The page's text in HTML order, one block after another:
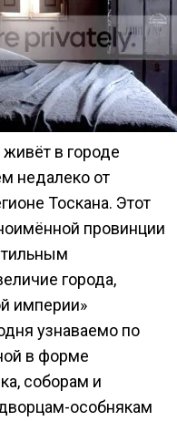
в городе
недалеко от
Тоскана. Этот
провинции
города,
империи»
узнаваемо по
в форме
соборам и
особнякам